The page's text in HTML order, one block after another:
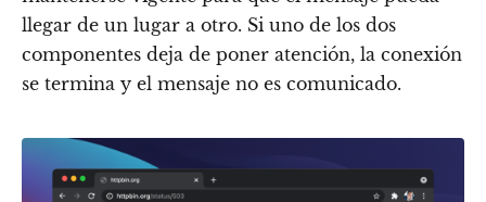
llegar de un lugar a otro. Si uno de los dos
componentes deja de poner atención, la conexión
se termina y el mensaje no es comunicado.